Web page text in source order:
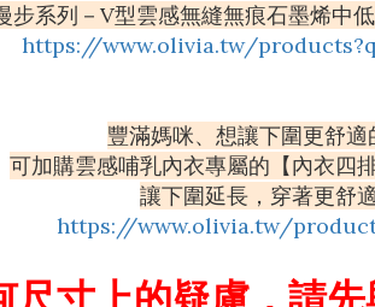
步系列－V型雲感無縫無痕石墨烯中低
https://www.olivia.tw/
豐滿媽咪、想讓下圍更舒適
可加購雲感哺乳內衣專屬的【內衣四
讓下圍延長，穿著更舒
https://www.olivia.tw/